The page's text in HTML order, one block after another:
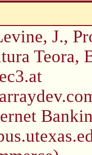
J.,
Teora,